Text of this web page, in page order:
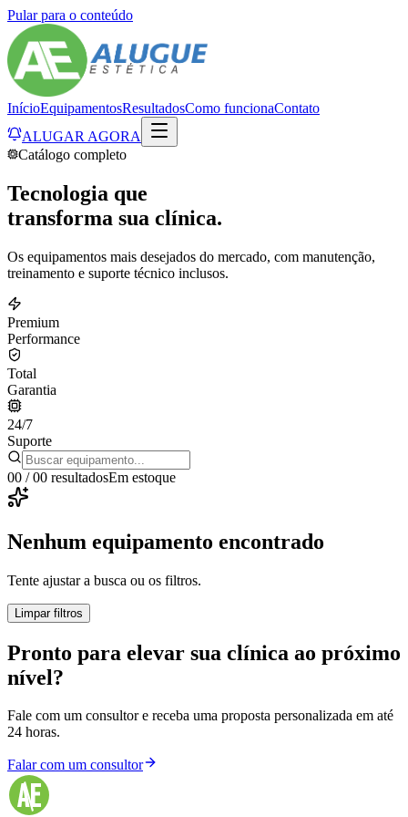
Pular para o conteúdo
InícioEquipamentosResultadosComo funcionaContato
ALUGAR AGORA
Catálogo completo
Tecnologia que
transforma sua clínica.
Os equipamentos mais desejados do mercado, com manutenção,
treinamento e suporte técnico inclusos.
Premium
Performance
Total
Garantia
24/7
Suporte
00 /00 resultadosEm estoque
Nenhum equipamento encontrado
Tente ajustar a busca ou os filtros.
Limpar filtros
Pronto para elevar sua clínica ao próximo
nível?
Fale com um consultor e receba uma proposta personalizada em até
24 horas.
Falar com um consultor